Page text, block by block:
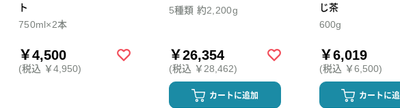
ト
750ml×2本
￥4,500
(税込 ￥4,950)
5種類 約2,200g
￥26,354
(税込 ￥28,462)
カートに追加
じ茶
600g
￥6,019
(税込 ￥6,500)
カートに